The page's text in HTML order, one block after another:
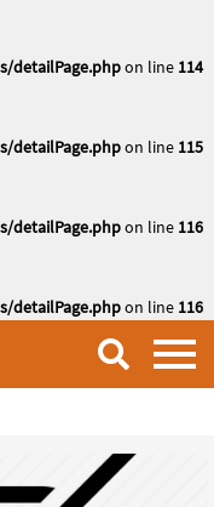
detailPage.phpon line 114
detailPage.phpon line 115
detailPage.phpon line 116
detailPage.phpon line 116